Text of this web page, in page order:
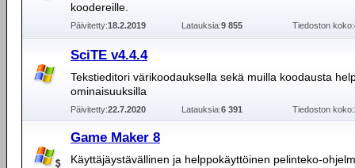
koodereille.
Päivitetty:18.2.2019 Latauksia:9 855 Tiedoston koko:
SciTE v4.4.4
Tekstieditori värikoodauksella sekä muilla koodausta
ominaisuuksilla
Päivitetty:22.7.2020 Latauksia:6 391 Tiedoston koko:
Game Maker 8
Käyttäjäystävällinen ja helppokäyttöinen pelinteko-